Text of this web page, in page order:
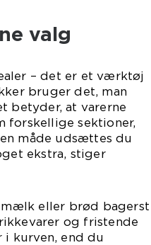
valg
– det er et værktøj
bruger det, man
betyder, at varerne
forskellige sektioner,
måde udsættes du
ekstra, stiger
mælk eller brød bagerst
og fristende
kurven, end du